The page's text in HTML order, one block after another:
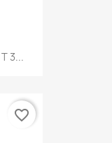
3...
favorite_border